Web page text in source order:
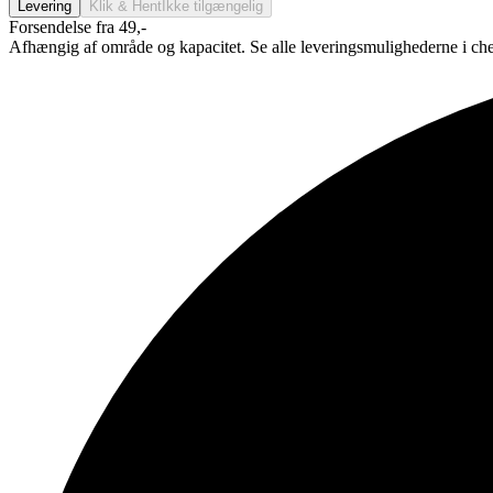
Levering Klik & Hent Ikke tilgængelig
Forsendelse fra 49,-
Afhængig af område og kapacitet. Se alle leveringsmulighederne i